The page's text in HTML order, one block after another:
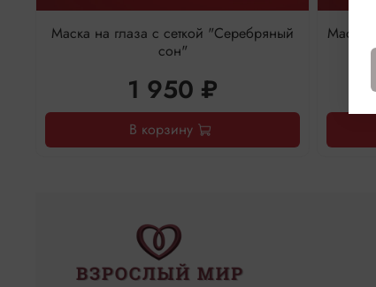
Маска на глаза с сеткой "Серебряный
сон"
1 950 ₽
В корзину
Маска